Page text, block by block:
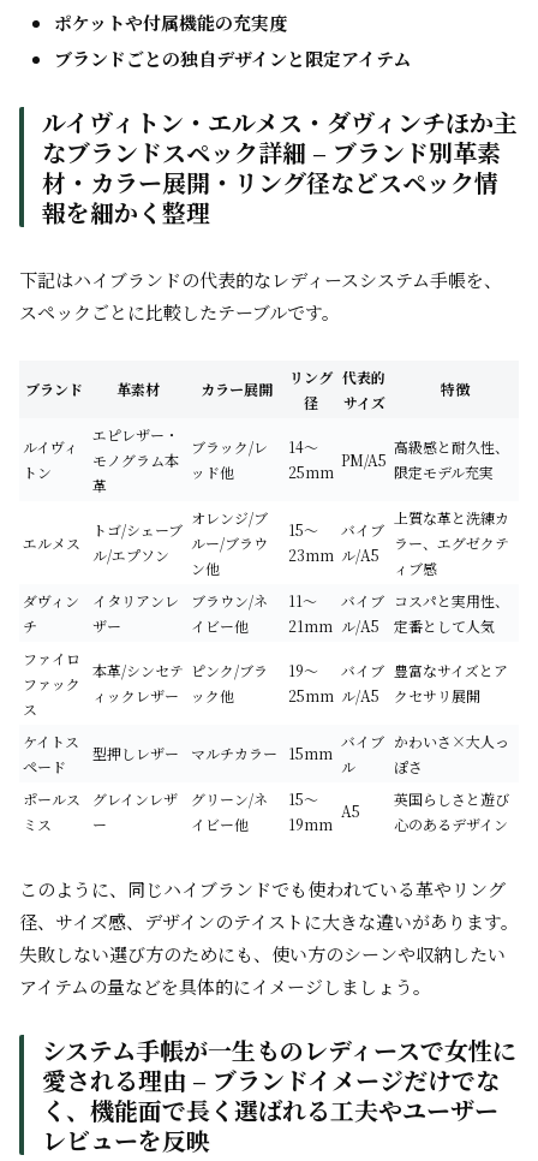
ポケットや付属機能の充実度
ブランドごとの独自デザインと限定アイテム
ルイヴィトン・エルメス・ダヴィンチほか主
なブランドスペック詳細 – ブランド別革素
材・カラー展開・リング径などスペック情
報を細かく整理
下記はハイブランドの代表的なレディースシステム手帳を、
スペックごとに比較したテーブルです。
ブランド 革素材 カラー展開
リング
径
代表的
サイズ
特徴
ルイヴィ
トン
エピレザー・
モノグラム本
革
ブラック/レ
ッド他
14～
25mm
PM/A5
高級感と耐久性、
限定モデル充実
エルメス
トゴ/シェーブ
ル/エプソン
オレンジ/ブ
ルー/ブラウ
ン他
15～
23mm
バイブ
ル/A5
上質な革と洗練カ
ラー、エグゼクテ
ィブ感
ダヴィン
チ
イタリアンレ
ザー
ブラウン/ネ
イビー他
11～
21mm
バイブ
ル/A5
コスパと実用性、
定番として人気
ファイロ
ファック
ス
本革/シンセテ
ィックレザー
ピンク/ブラ
ック他
19～
25mm
バイブ
ル/A5
豊富なサイズとア
クセサリ展開
ケイトス
ペード
型押しレザー マルチカラー 15mm
バイブ
ル
かわいさ×大人っ
ぽさ
ポールス
ミス
グレインレザ
ー
グリーン/ネ
イビー他
15～
19mm
A5
英国らしさと遊び
心のあるデザイン
このように、同じハイブランドでも使われている革やリング
径、サイズ感、デザインのテイストに大きな違いがあります。
失敗しない選び方のためにも、使い方のシーンや収納したい
アイテムの量などを具体的にイメージしましょう。
システム手帳が一生ものレディースで女性に
愛される理由 – ブランドイメージだけでな
く、機能面で長く選ばれる工夫やユーザー
レビューを反映